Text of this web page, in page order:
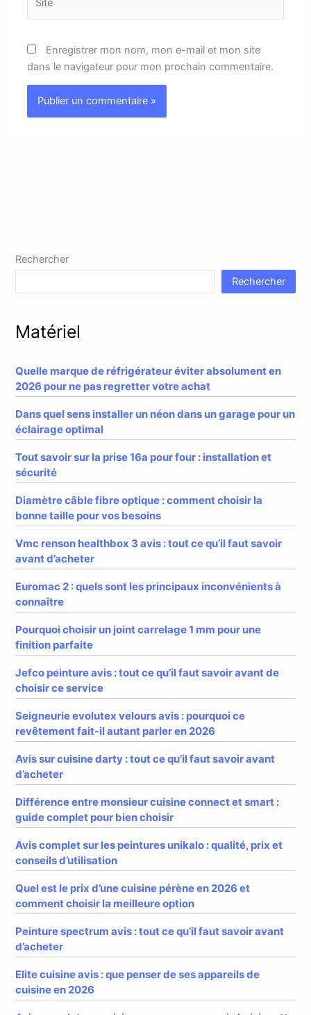
Enregistrer mon nom, mon e-mail et mon site
dans le navigateur pour mon prochain commentaire.
Rechercher
Rechercher
Matériel
Quelle marque de réfrigérateur éviter absolument en
2026 pour ne pas regretter votre achat
Dans quel sens installer un néon dans un garage pour un
éclairage optimal
Tout savoir sur la prise 16a pour four : installation et
sécurité
Diamètre câble fibre optique : comment choisir la
bonne taille pour vos besoins
Vmc renson healthbox 3 avis : tout ce qu’il faut savoir
avant d’acheter
Euromac 2 : quels sont les principaux inconvénients à
connaître
Pourquoi choisir un joint carrelage 1 mm pour une
finition parfaite
Jefco peinture avis : tout ce qu’il faut savoir avant de
choisir ce service
Seigneurie evolutex velours avis : pourquoi ce
revêtement fait-il autant parler en 2026
Avis sur cuisine darty : tout ce qu’il faut savoir avant
d’acheter
Différence entre monsieur cuisine connect et smart :
guide complet pour bien choisir
Avis complet sur les peintures unikalo : qualité, prix et
conseils d’utilisation
Quel est le prix d’une cuisine pérène en 2026 et
comment choisir la meilleure option
Peinture spectrum avis : tout ce qu’il faut savoir avant
d’acheter
Elite cuisine avis : que penser de ses appareils de
cuisine en 2026